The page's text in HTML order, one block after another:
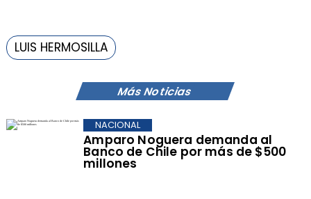
Más Noticias
Amparo Noguera demanda al
Banco de Chile por más de $500
millones
NACIONAL
LUIS HERMOSILLA